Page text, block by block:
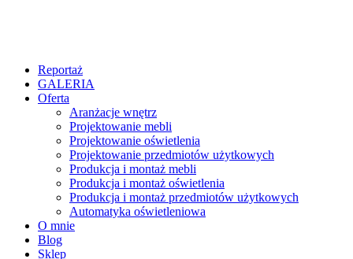
Reportaż
GALERIA
Oferta
Aranżacje wnętrz
Projektowanie mebli
Projektowanie oświetlenia
Projektowanie przedmiotów użytkowych
Produkcja i montaż mebli
Produkcja i montaż oświetlenia
Produkcja i montaż przedmiotów użytkowych
Automatyka oświetleniowa
O mnie
Blog
Sklep